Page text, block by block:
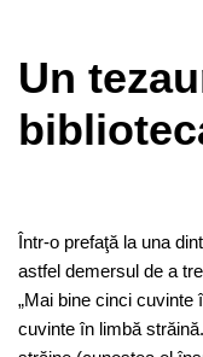
Un
Într-o prefaţă la una
astfel demersul de a
„Mai bine cinci cuvinte
cuvinte în limbă